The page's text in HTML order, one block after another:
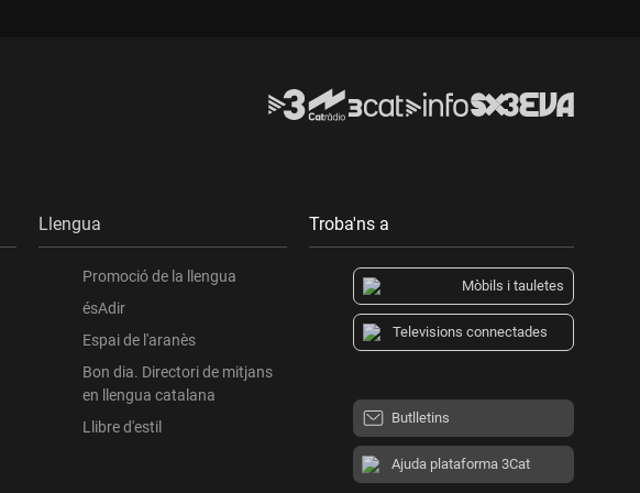
Llengua
Promoció de la llengua
ésAdir
Espai de l'aranès
Bon dia. Directori de mitjans
en llengua catalana
Llibre d'estil
Troba'ns a
Mòbils i tauletes
Televisions connectades
Butlletins
Ajuda plataforma 3Cat